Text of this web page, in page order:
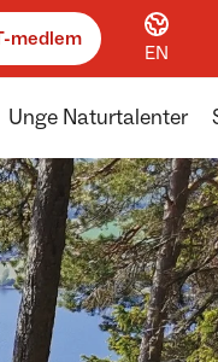
medlem
EN
Unge Naturtalenter